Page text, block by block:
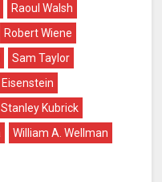
Raoul Walsh
Robert Wiene
Sam Taylor
Stanley Kubrick
William A. Wellman